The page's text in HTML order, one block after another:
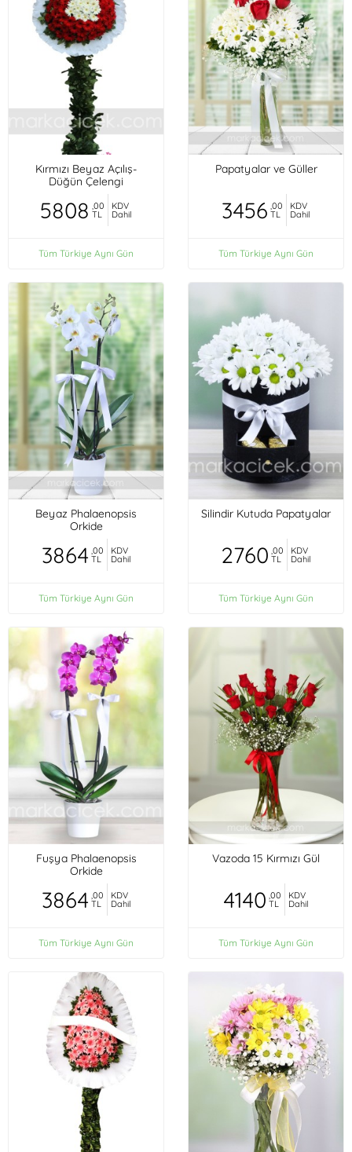
Kırmızı Beyaz Açılış-
Düğün Çelengi
5808 ,00
TL
KDV
Dahil
Tüm Türkiye Aynı Gün
Papatyalar ve Güller
3456 ,00
TL
KDV
Dahil
Tüm Türkiye Aynı Gün
Beyaz Phalaenopsis
Orkide
3864 ,00
TL
KDV
Dahil
Tüm Türkiye Aynı Gün
Silindir Kutuda Papatyalar
2760 ,00
TL
KDV
Dahil
Tüm Türkiye Aynı Gün
Fuşya Phalaenopsis
Orkide
3864 ,00
TL
KDV
Dahil
Tüm Türkiye Aynı Gün
Vazoda 15 Kırmızı Gül
4140 ,00
TL
KDV
Dahil
Tüm Türkiye Aynı Gün